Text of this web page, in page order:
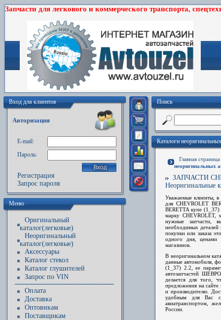
Запчасти для легкового и коммерческого транспорта,
Вход для клиентов
Авторизация
E-mail:
Пароль:
Регистрация
Запрос пароля
Меню
Оригинальный
каталог(легковые)
Неоригинальный
каталог(легковые)
Аксессуары
Каталог стекол
Каталог глушителей
Запрос по VIN
Оплата
Доставка
Оптовикам
Поставщикам
Поиск
Каталоги
Главная
неоригинальных
ЗАПЧАСТИ
Неоригинальные
Уважаемые клиенты, в
для CHEVROLET
BERETTA купе
марку CHEVROLET,
нужныезапчасти,
необходимыхдеталей
покупки или заказа
одного дня, ценами
магазинов.
В неоригинальном
данные автомобиля,
(1_37) 2.2, ее
автозапчастей
делается для того,
предложения на сайте
и производителю.
удобным для Вас
авиатранспортом,
России.